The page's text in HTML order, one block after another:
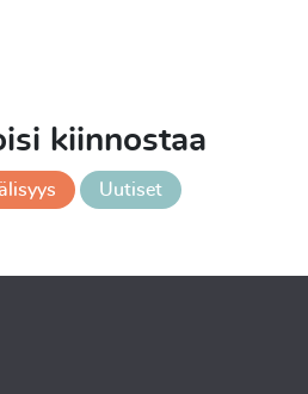
kiinnostaa
Uutiset